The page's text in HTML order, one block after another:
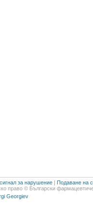
за нарушение | Подаване на
право © Български
Georgiev